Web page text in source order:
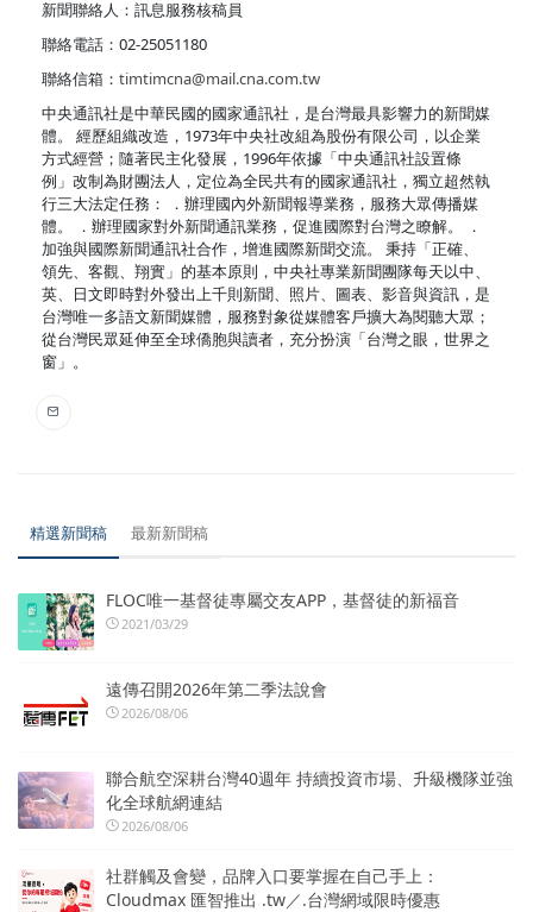
新聞聯絡人：訊息服務核稿員
聯絡電話：02-25051180
聯絡信箱： timtimcna@mail.cna.com.tw
中央通訊社是中華民國的國家通訊社，是台灣最具影響力的新聞媒
體。 經歷組織改造，1973年中央社改組為股份有限公司，以企業
方式經營；隨著民主化發展，1996年依據「中央通訊社設置條
例」改制為財團法人，定位為全民共有的國家通訊社，獨立超然執
行三大法定任務： ．辦理國內外新聞報導業務，服務大眾傳播媒
體。 ．辦理國家對外新聞通訊業務，促進國際對台灣之瞭解。 ．
加強與國際新聞通訊社合作，增進國際新聞交流。 秉持「正確、
領先、客觀、翔實」的基本原則，中央社專業新聞團隊每天以中、
英、日文即時對外發出上千則新聞、照片、圖表、影音與資訊，是
台灣唯一多語文新聞媒體，服務對象從媒體客戶擴大為閱聽大眾；
從台灣民眾延伸至全球僑胞與讀者，充分扮演「台灣之眼，世界之
窗」。
精選新聞稿 最新新聞稿
FLOC唯一基督徒專屬交友APP，基督徒的新福音
2021/03/29
遠傳召開2026年第二季法說會
2026/08/06
聯合航空深耕台灣40週年 持續投資市場、升級機隊並強
化全球航網連結
2026/08/06
社群觸及會變，品牌入口要掌握在自己手上：
Cloudmax 匯智推出 .tw／.台灣網域限時優惠